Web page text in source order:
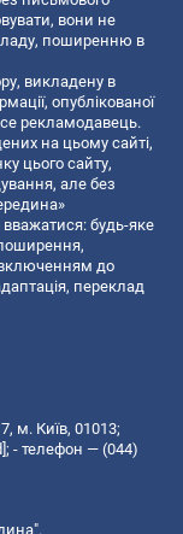
вони не
поширенню в
викладену в
опублікованої
рекламодавець.
на цьому сайті,
цього сайту,
але без
будь-яке
до
переклад
м. Київ, 01013;
; - телефон — (044)